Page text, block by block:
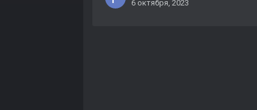
6 октября, 2023